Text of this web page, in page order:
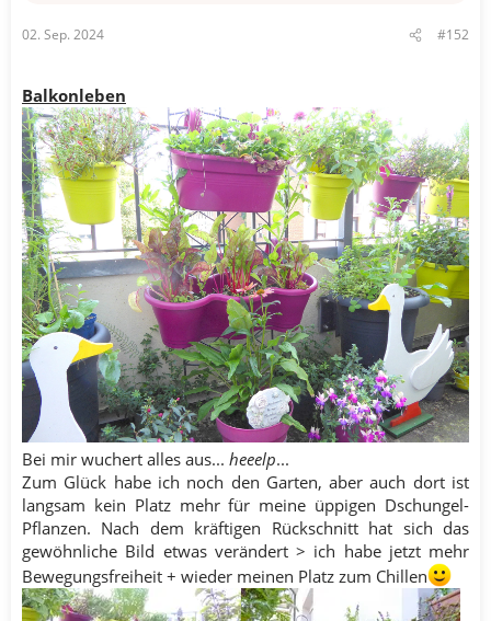
02. Sep. 2024 #152
Balkonleben
Bei mir wuchert alles aus... heeelp...
Zum Glück habe ich noch den Garten, aber auch dort ist
langsam kein Platz mehr für meine üppigen Dschungel-
Pflanzen. Nach dem kräftigen Rückschnitt hat sich das
gewöhnliche Bild etwas verändert > ich habe jetzt mehr
Bewegungsfreiheit + wieder meinen Platz zum Chillen